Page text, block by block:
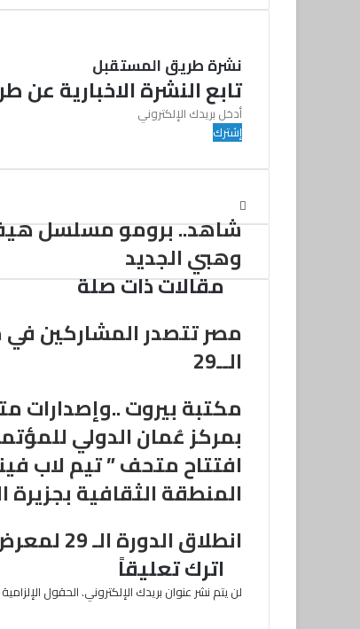
نشرة طريق المستقبل
تابع النشرة الاخبارية عن
أ
د
ل
ر
ي
د
ك
ا
ل
ك
ت
و
ن
ي
شاهد.. برومو مسلسل
وهبي الجديد
مقالات ذات صلة
مصر تتصدر المشاركين
الــ29
مكتبة بيروت
بمركز عُمان الدولي
افتتاح متحف ” تيم لاب
المنطقة الثقافية
انطلاق الدورة الـ 29 لمعرض مسقط الدّولي للكتاب 24 أبريل الجاري
اترك تعليقاً
لن يتم نشر عنوان بريدك الإلكتروني.الحقول